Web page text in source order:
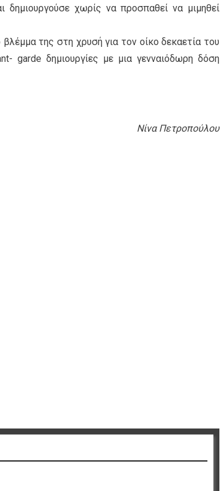
δημιουργούσε χωρίς να προσπαθεί να μιμηθεί
της στη χρυσή για τον οίκο δεκαετία του
garde δημιουργίες με μια γενναιόδωρη δόση
Νίνα Πετροπούλου